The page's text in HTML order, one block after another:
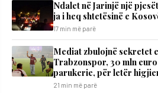
Ndalet në Jarinjë një
ja i heq shtetësinë e
17 min më parë
Mediat zbulojnë sekretet
Trabzonspor, 30 mln
parukerie, për letër
21 min më parë